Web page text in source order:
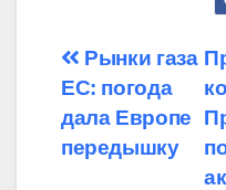
по
записям
Рынки газа
ЕС: погода
дала Европе
передышку